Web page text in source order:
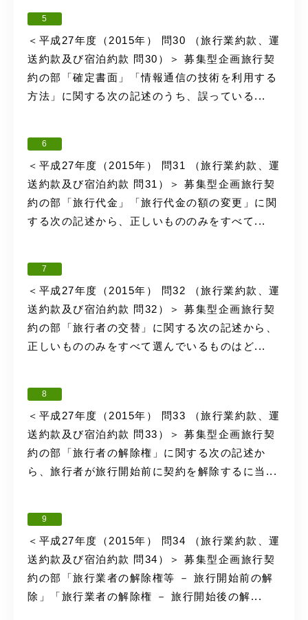
5
＜平成27年度（2015年） 問30 （旅行業約款、運
送約款及び宿泊約款 問30）＞ 募集型企画旅行契
約の部「確定書面」「情報通信の技術を利用する
方法」に関する次の記述のうち、誤っている...
6
＜平成27年度（2015年） 問31 （旅行業約款、運
送約款及び宿泊約款 問31）＞ 募集型企画旅行契
約の部「旅行代金」「旅行代金の額の変更」に関
する次の記述から、正しいもののみをすべて...
7
＜平成27年度（2015年） 問32 （旅行業約款、運
送約款及び宿泊約款 問32）＞ 募集型企画旅行契
約の部「旅行者の交替」に関する次の記述から、
正しいもののみをすべて選んでいるものはど...
8
＜平成27年度（2015年） 問33 （旅行業約款、運
送約款及び宿泊約款 問33）＞ 募集型企画旅行契
約の部「旅行者の解除権」に関する次の記述か
ら、旅行者が旅行開始前に契約を解除するに当...
9
＜平成27年度（2015年） 問34 （旅行業約款、運
送約款及び宿泊約款 問34）＞ 募集型企画旅行契
約の部「旅行業者の解除権等 － 旅行開始前の解
除」「旅行業者の解除権 － 旅行開始後の解...